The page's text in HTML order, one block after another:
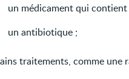
un médicament qui contient
un antibiotique ;
traitements, comme une